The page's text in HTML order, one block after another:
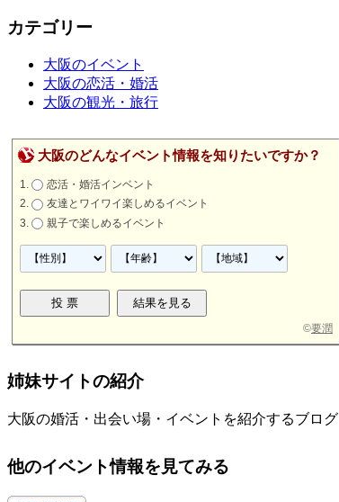
カテゴリー
大阪のイベント
大阪の恋活・婚活
大阪の観光・旅行
大阪のどんなイベント情報を知りたいですか？
恋活・婚活インベント
友達とワイワイ楽しめるイベント
親子で楽しめるイベント
©要潤
姉妹サイトの紹介
大阪の婚活・出会い場・イベントを紹介するブログ
他のイベント情報を見てみる